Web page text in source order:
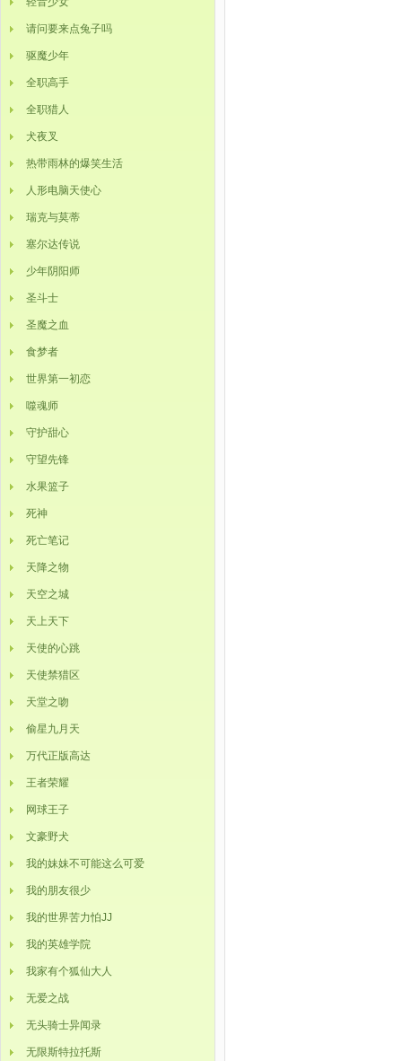
请问要来点兔子吗
驱魔少年
全职高手
全职猎人
犬夜叉
热带雨林的爆笑生活
人形电脑天使心
瑞克与莫蒂
塞尔达传说
少年阴阳师
圣斗士
圣魔之血
食梦者
世界第一初恋
噬魂师
守护甜心
守望先锋
水果篮子
死神
死亡笔记
天降之物
天空之城
天上天下
天使的心跳
天使禁猎区
天堂之吻
偷星九月天
万代正版高达
王者荣耀
网球王子
文豪野犬
我的妹妹不可能这么可爱
我的朋友很少
我的世界苦力怕JJ
我的英雄学院
我家有个狐仙大人
无爱之战
无头骑士异闻录
无限斯特拉托斯